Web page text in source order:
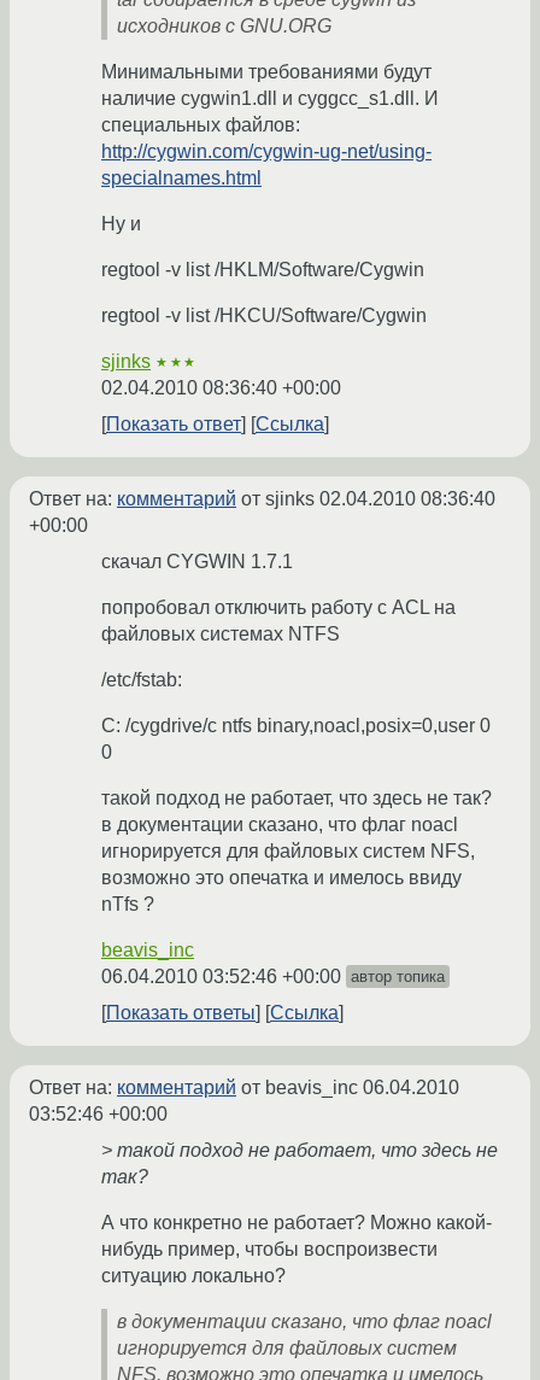
исходников с GNU.ORG
Минимальными требованиями будут
наличие cygwin1.dll и cyggcc_s1.dll. И
специальных файлов:
http://cygwin.com/cygwin-ug-net/using-
specialnames.html
Ну и
regtool -v list /HKLM/Software/Cygwin
regtool -v list /HKCU/Software/Cygwin
sjinks ★★★
02.04.2010 08:36:40 +00:00
Показать ответ
Ссылка
Ответ на: комментарий от sjinks 02.04.2010 08:36:40
+00:00
скачал CYGWIN 1.7.1
попробовал отключить работу с ACL на
файловых системах NTFS
/etc/fstab:
C: /cygdrive/c ntfs binary,noacl,posix=0,user 0
0
такой подход не работает, что здесь не так?
в документации сказано, что флаг noacl
игнорируется для файловых систем NFS,
возможно это опечатка и имелось ввиду
nTfs ?
beavis_inc
06.04.2010 03:52:46 +00:00 автор топика
Показать ответы Ссылка
Ответ на: комментарий от beavis_inc 06.04.2010
03:52:46 +00:00
> такой подход не работает, что здесь не
так?
А что конкретно не работает? Можно какой-
нибудь пример, чтобы воспроизвести
ситуацию локально?
в документации сказано, что флаг noacl
игнорируется для файловых систем
NFS, возможно это опечатка и имелось